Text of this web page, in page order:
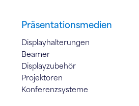
Präsentationsmedien
Displayhalterungen
Beamer
Displayzubehör
Projektoren
Konferenzsysteme